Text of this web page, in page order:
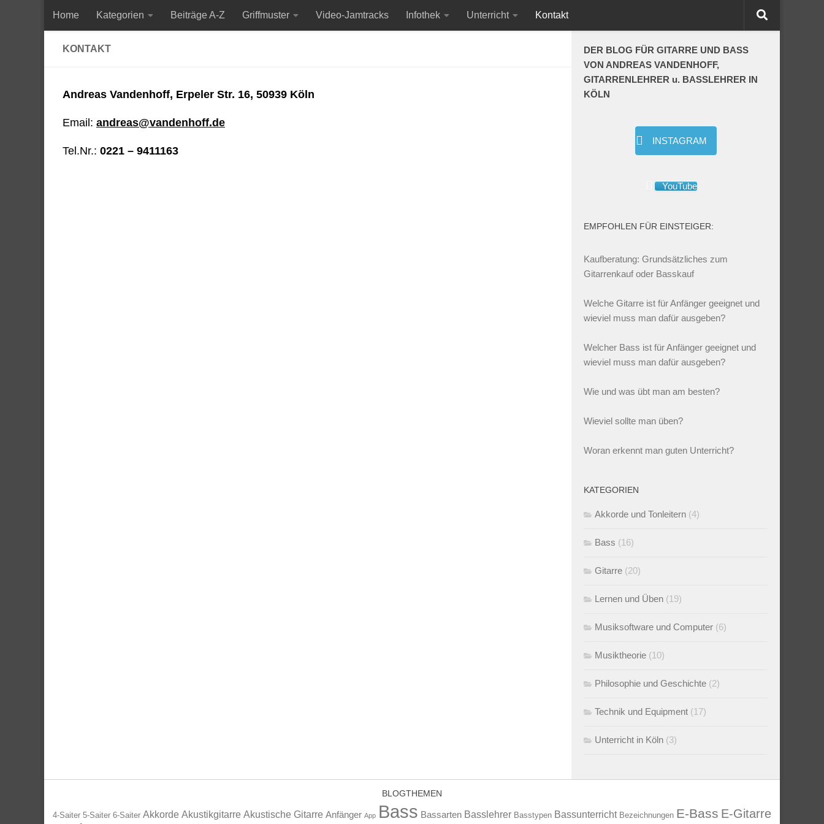
Zum Inhalt springen
Home Kategorien Beiträge A-Z Griffmuster Video-Jamtracks Infothek Unterricht Kontakt
KONTAKT
Andreas Vandenhoff, Erpeler Str. 16, 50939 Köln
Email: andreas@vandenhoff.de
Tel.Nr.: 0221 – 9411163
DER BLOG FÜR GITARRE UND BASS
VON ANDREAS VANDENHOFF,
GITARRENLEHRER u. BASSLEHRER IN
KÖLN
INSTAGRAM
YouTube
EMPFOHLEN FÜR EINSTEIGER:
Kaufberatung: Grundsätzliches zum
Gitarrenkauf oder Basskauf
Welche Gitarre ist für Anfänger geeignet und
wieviel muss man dafür ausgeben?
Welcher Bass ist für Anfänger geeignet und
wieviel muss man dafür ausgeben?
Wie und was übt man am besten?
Wieviel sollte man üben?
Woran erkennt man guten Unterricht?
KATEGORIEN
Akkorde und Tonleitern (4)
Bass (16)
Gitarre (20)
Lernen und Üben (19)
Musiksoftware und Computer (6)
Musiktheorie (10)
Philosophie und Geschichte (2)
Technik und Equipment (17)
Unterricht in Köln (3)
BLOGTHEMEN
4-Saiter 5-Saiter 6-Saiter Akkorde Akustikgitarre Akustische Gitarre Anfänger App Bass Bassarten Basslehrer Basstypen Bassunterricht Bezeichnungen E-Bass E-Gitarre